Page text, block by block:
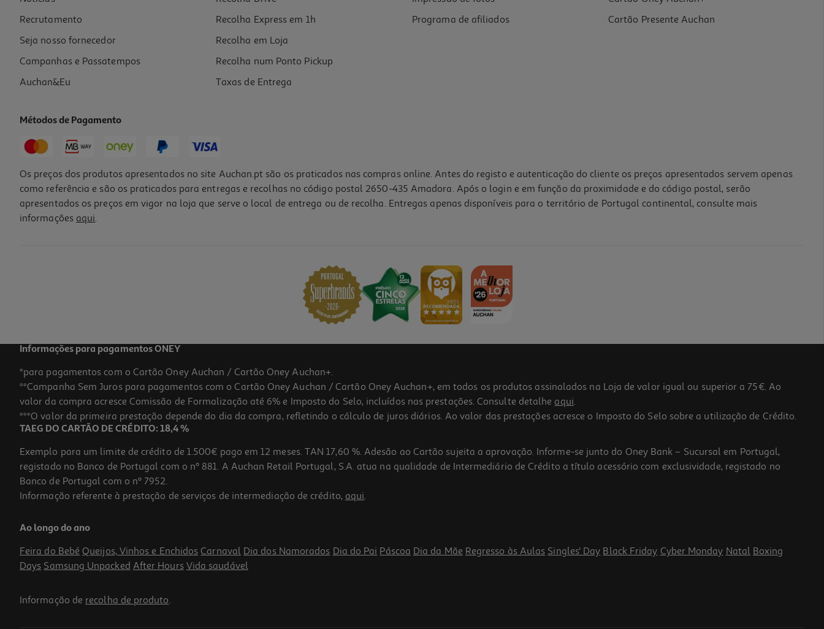
3,99 €
Indisponível online
Recrutamento
Seja nosso fornecedor
Campanhas e Passatempos
Auchan&Eu
Recolha Express em 1h
Recolha em Loja
Recolha num Ponto Pickup
Taxas de Entrega
Programa de afiliados
Cartão Presente Auchan
Métodos de Pagamento
Os preços dos produtos apresentados no site Auchan.pt são os praticados nas compras online. Antes do registo e autenticação do cliente os preços apresentados servem apenas
como referência e são os praticados para entregas e recolhas no código postal 2650-435 Amadora. Após o login e em função da proximidade e do código postal, serão
apresentados os preços em vigor na loja que serve o local de entrega ou de recolha. Entregas apenas disponíveis para o território de Portugal continental, consulte mais
informações aqui.
Informações para pagamentos ONEY
*para pagamentos com o Cartão Oney Auchan / Cartão Oney Auchan+.
**Campanha Sem Juros para pagamentos com o Cartão Oney Auchan / Cartão Oney Auchan+, em todos os produtos assinalados na Loja de valor igual ou superior a 75€. Ao
valor da compra acresce Comissão de Formalização até 6% e Imposto do Selo, incluídos nas prestações. Consulte detalhe aqui.
***O valor da primeira prestação depende do dia da compra, refletindo o cálculo de juros diários. Ao valor das prestações acresce o Imposto do Selo sobre a utilização de Crédito.
TAEG DO CARTÃO DE CRÉDITO: 18,4 %
Exemplo para um limite de crédito de 1.500€ pago em 12 meses. TAN 17,60 %. Adesão ao Cartão sujeita a aprovação. Informe-se junto do Oney Bank – Sucursal em Portugal,
registado no Banco de Portugal com o nº 881. A Auchan Retail Portugal, S.A. atua na qualidade de Intermediário de Crédito a título acessório com exclusividade, registado no
Banco de Portugal com o nº 7952.
Informação referente à prestação de serviços de intermediação de crédito, aqui.
Ao longo do ano
Feira do Bebé Queijos, Vinhos e Enchidos Carnaval Dia dos Namorados Dia do Pai Páscoa Dia da Mãe Regresso às Aulas Singles' Day Black Friday Cyber Monday Natal Boxing
Days Samsung Unpacked After Hours Vida saudável
Informação de recolha de produto.